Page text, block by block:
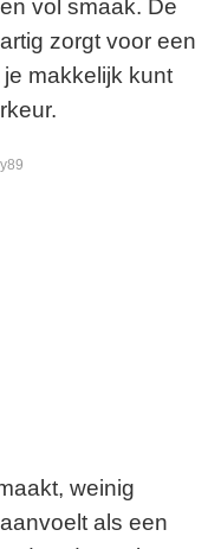
vol smaak. De
zorgt voor een
makkelijk kunt
weinig
als een